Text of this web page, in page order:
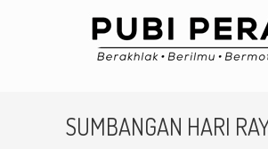
SUMBANGAN HARI